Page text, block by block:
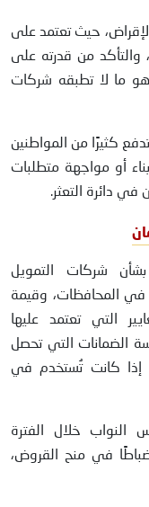
حيث تعتمد على
والتأكد من قدرته على
ما لا تطبقه شركات
كثيرًا من المواطنين
أو مواجهة متطلبات
في دائرة التعثر.
شركات التمويل
في المحافظات، وقيمة
التي تعتمد عليها
الضمانات التي تحصل
إذا كانت تُستخدم في
خلال الفترة
في منح القروض،